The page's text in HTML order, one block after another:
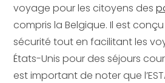
voyage pour les citoyens des
compris la Belgique. Il est
sécurité tout en facilitant les
États-Unis pour des séjours
est important de noter que